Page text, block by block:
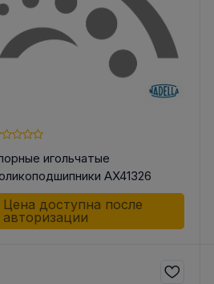
игольчатые
AX41326
Цена доступна после
авторизации